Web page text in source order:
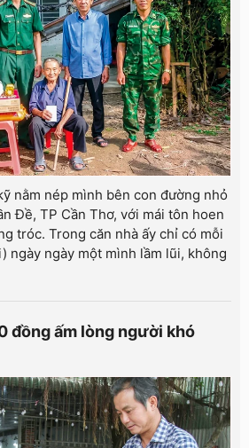
nằm nép mình bên con đường nhỏ
Đề, TP Cần Thơ, với mái tôn hoen
tróc. Trong căn nhà ấy chỉ có mỗi
ngày ngày một mình lầm lũi, không
đồng ấm lòng người khó